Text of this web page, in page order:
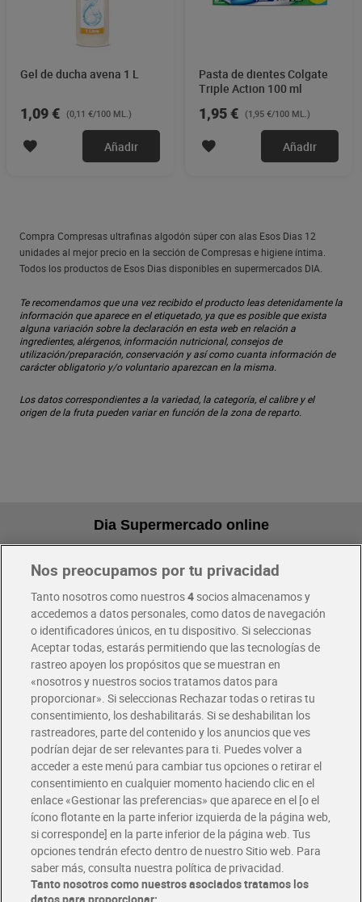
Gel de ducha avena 1 L
1,09 € (0,11 €/100 ML.)
Añadir
Pasta de dientes Colgate
Triple Action 100 ml
1,95 € (1,95 €/100 ML.)
Añadir
Compra Compresas ultrafinas algodón súper con alas Esos Dias 12
unidades al mejor precio en la sección de Compresas e higiene íntima.
Todos los productos de Esos Dias disponibles en supermercados DIA.
Te recomendamos que una vez recibido el producto leas detenidamente la
información que aparece en el etiquetado, ya que es posible que exista
alguna variación sobre la declaración en esta web en relación a
ingredientes, alérgenos, información nutricional, consejos de
utilización/preparación, conservación y así como cuanta información de
carácter obligatorio y/o voluntario aparezcan en la misma.
Los datos correspondientes a la variedad, la categoría, el calibre y el
origen de la fruta pueden variar en función de la zona de reparto.
Dia Supermercado online
Pide hoy, recibe hoy
Envío gratis por compras superiores a 100€
Envío estandar por 4,99€
Glovo y Uber Eats
Solicita tu factura de Glovo o Uber Eats
Únete al CLUB Dia
Disfruta las ventajas y ofertas exclusivas.
Descárgate la APP Dia
Folletos y Tiendas
Descubre las mejores ofertas y busca tu tienda más cercana
Tarjeta MaX Dia
Te devuelve hasta 8€/mes de tus compras.
Nos preocupamos por tu privacidad
Tanto nosotros como nuestros4socios almacenamos y
accedemos a datos personales, como datos de navegación
o identificadores únicos, en tu dispositivo. Si seleccionas
Aceptar todas, estarás permitiendo que las tecnologías de
rastreo apoyen los propósitos que se muestran en
«nosotros y nuestros socios tratamos datos para
proporcionar». Si seleccionas Rechazar todas o retiras tu
consentimiento, los deshabilitarás. Si se deshabilitan los
rastreadores, parte del contenido y los anuncios que ves
podrían dejar de ser relevantes para ti. Puedes volver a
acceder a este menú para cambiar tus opciones o retirar el
consentimiento en cualquier momento haciendo clic en el
enlace «Gestionar las preferencias» que aparece en el [o el
ícono flotante en la parte inferior izquierda de la página web,
si corresponde] en la parte inferior de la página web. Tus
opciones tendrán efecto dentro de nuestro Sitio web. Para
saber más, consulta nuestra política de privacidad.
Tanto nosotros como nuestros asociados tratamos los